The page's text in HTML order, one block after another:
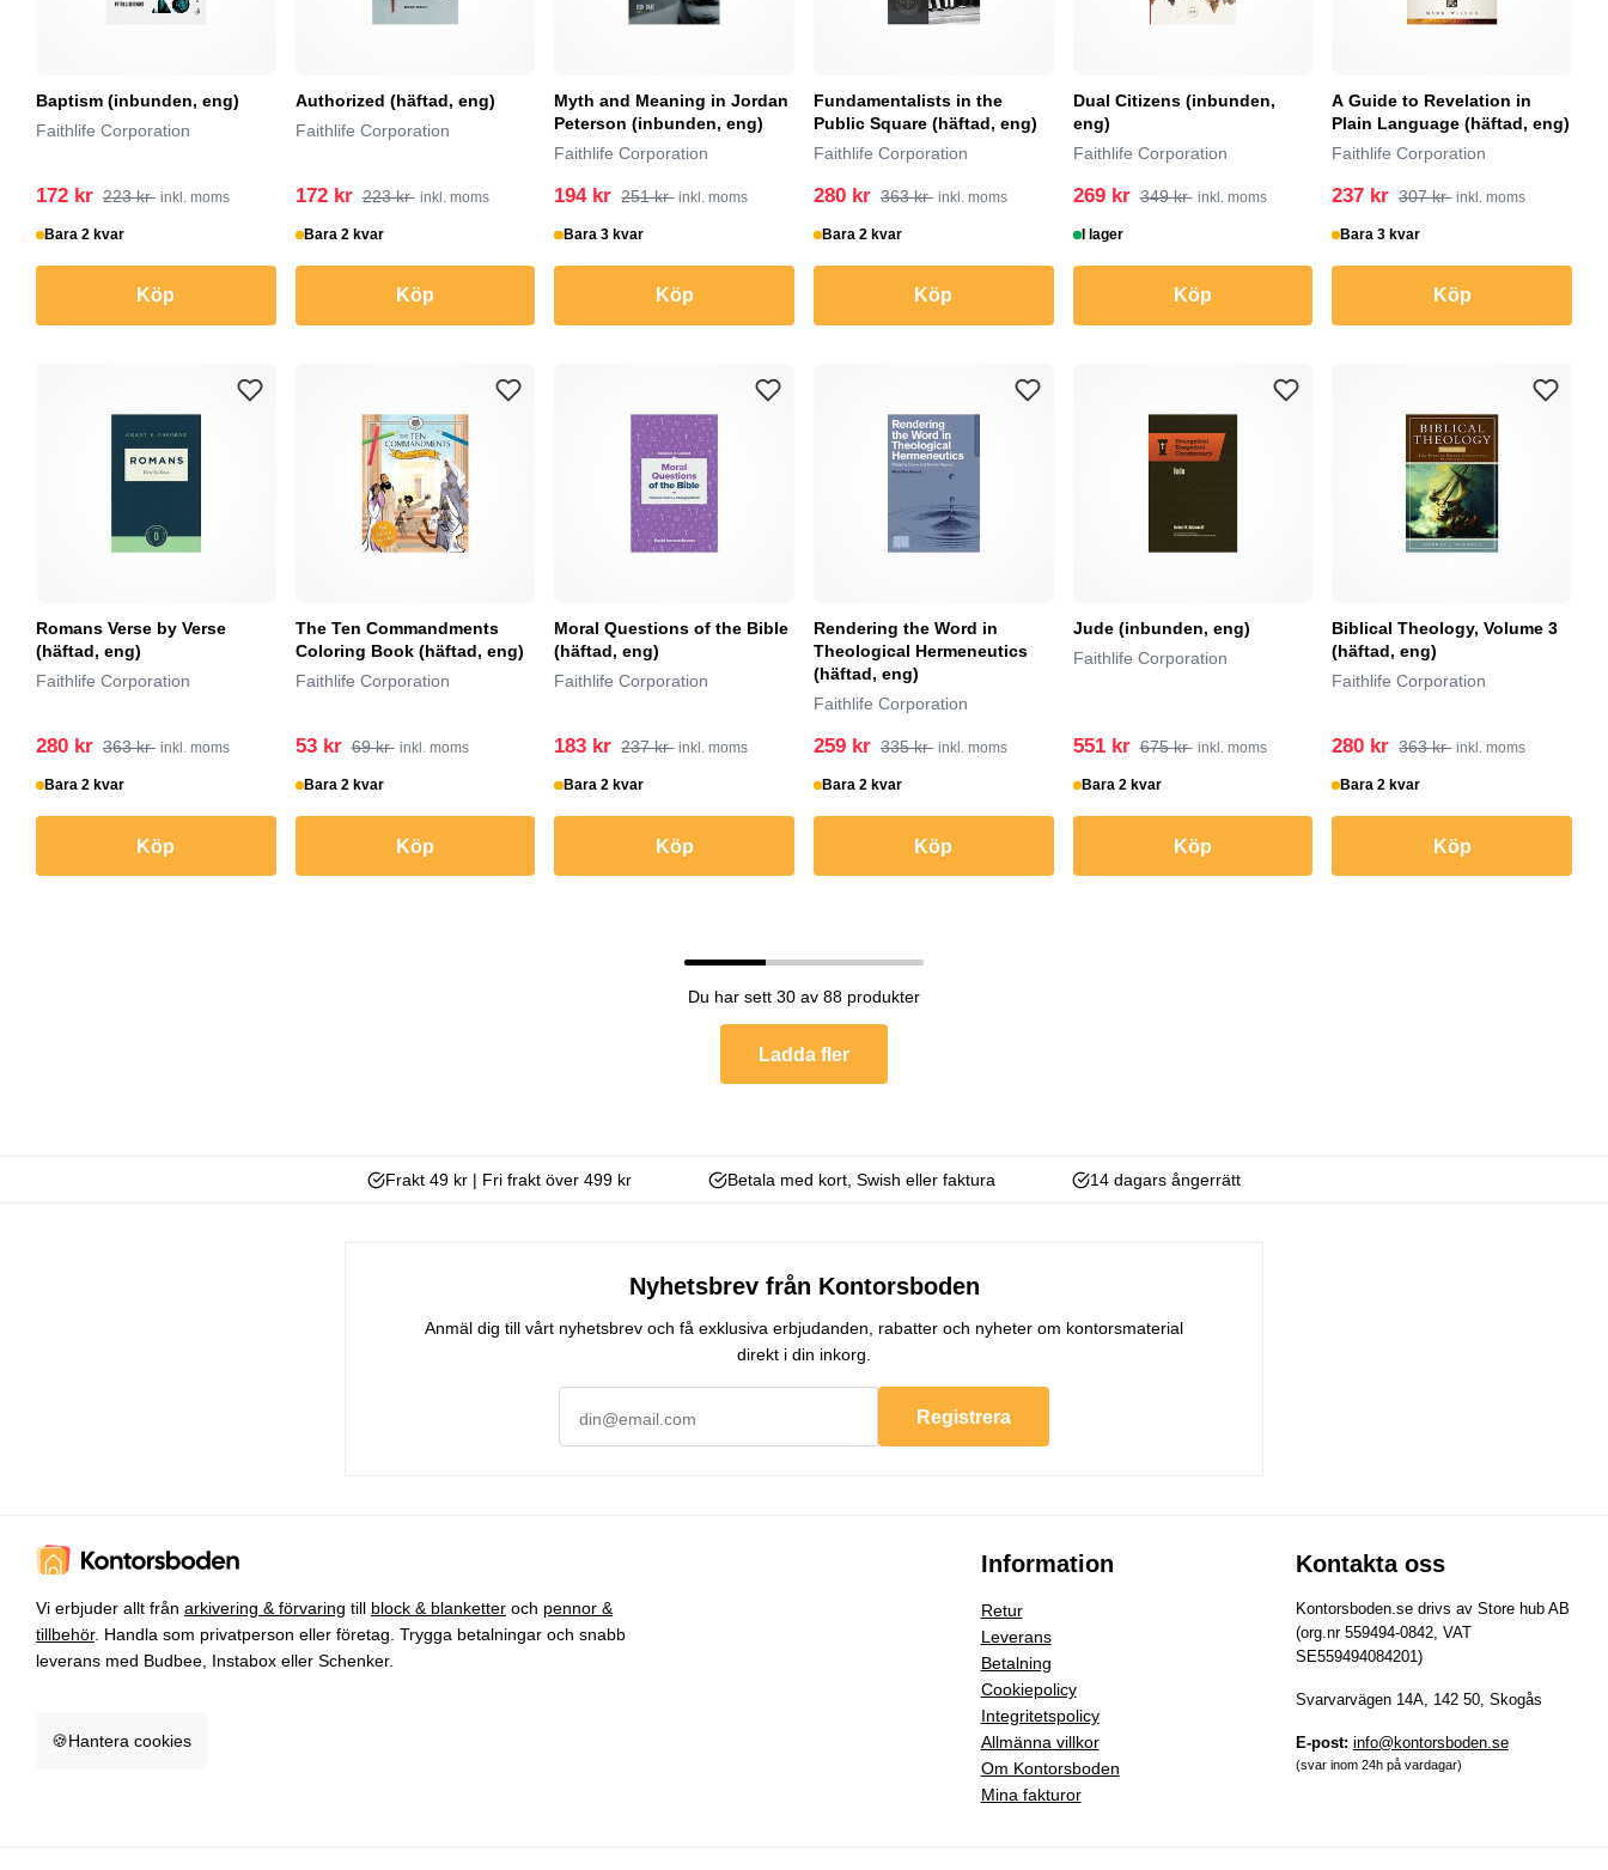
Baptism (inbunden, eng)
Faithlife Corporation
172 kr 223 kr inkl. moms
Bara 2 kvar
Köp
Authorized (häftad, eng)
Faithlife Corporation
172 kr 223 kr inkl. moms
Bara 2 kvar
Köp
Myth and Meaning in Jordan
Peterson (inbunden, eng)
Faithlife Corporation
194 kr 251 kr inkl. moms
Bara 3 kvar
Köp
Fundamentalists in the
Public Square (häftad, eng)
Faithlife Corporation
280 kr 363 kr inkl. moms
Bara 2 kvar
Köp
Dual Citizens (inbunden,
eng)
Faithlife Corporation
269 kr 349 kr inkl. moms
I lager
Köp
A Guide to Revelation in
Plain Language (häftad, eng)
Faithlife Corporation
237 kr 307 kr inkl. moms
Bara 3 kvar
Köp
Romans Verse by Verse
(häftad, eng)
Faithlife Corporation
280 kr 363 kr inkl. moms
Bara 2 kvar
Köp
The Ten Commandments
Coloring Book (häftad, eng)
Faithlife Corporation
53 kr 69 kr inkl. moms
Bara 2 kvar
Köp
Moral Questions of the Bible
(häftad, eng)
Faithlife Corporation
183 kr 237 kr inkl. moms
Bara 2 kvar
Köp
Rendering the Word in
Theological Hermeneutics
(häftad, eng)
Faithlife Corporation
259 kr 335 kr inkl. moms
Bara 2 kvar
Köp
Jude (inbunden, eng)
Faithlife Corporation
551 kr 675 kr inkl. moms
Bara 2 kvar
Köp
Biblical Theology, Volume 3
(häftad, eng)
Faithlife Corporation
280 kr 363 kr inkl. moms
Bara 2 kvar
Köp
Du har sett 30 av 88 produkter
Ladda fler
Frakt 49 kr | Fri frakt över 499 kr Betala med kort, Swish eller faktura 14 dagars ångerrätt
Nyhetsbrev från Kontorsboden
Anmäl dig till vårt nyhetsbrev och få exklusiva erbjudanden, rabatter och nyheter om kontorsmaterial
direkt i din inkorg.
Registrera
Vi erbjuder allt från arkivering & förvaring till block & blanketter och pennor &
tillbehör. Handla som privatperson eller företag. Trygga betalningar och snabb
leverans med Budbee, Instabox eller Schenker.
🍪Hantera cookies
Information
Retur
Leverans
Betalning
Cookiepolicy
Integritetspolicy
Allmänna villkor
Om Kontorsboden
Mina fakturor
Kontakta oss
Kontorsboden.se drivs av Store hub AB
(org.nr 559494-0842, VAT
SE559494084201)
Svarvarvägen 14A, 142 50, Skogås
E-post: info@kontorsboden.se
(svar inom 24h på vardagar)